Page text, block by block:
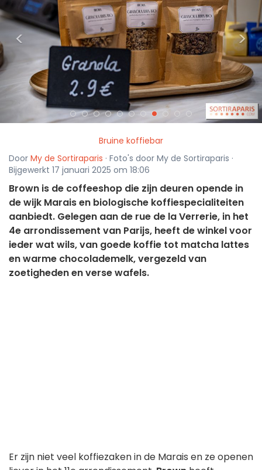
< >
Bruine koffiebar
Door My de Sortiraparis · Foto's door My de Sortiraparis ·
Bijgewerkt 17 januari 2025 om 18:06
Brown is de coffeeshop die zijn deuren opende in
de wijk Marais en biologische koffiespecialiteiten
aanbiedt. Gelegen aan de rue de la Verrerie, in het
4e arrondissement van Parijs, heeft de winkel voor
ieder wat wils, van goede koffie tot matcha lattes
en warme chocolademelk, vergezeld van
zoetigheden en verse wafels.
Er zijn niet veel koffiezaken in de Marais en ze openen